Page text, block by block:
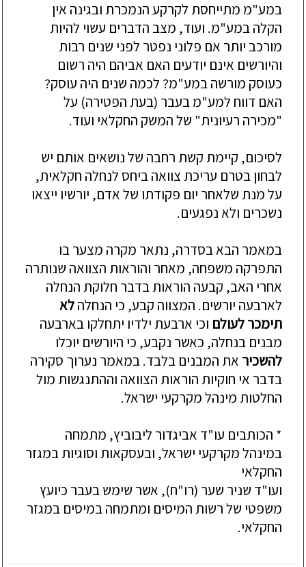
במע"מ מתייחסת לקרקע הנמכרת ובגינה אין
הקלה במע"מ. ועוד, מצב הדברים עשוי להיות
מורכב יותר אם פלוני נפטר לפני שנים רבות
והיורשים אינם יודעים האם אביהם היה רשום
כעוסק מורשה במע"מ? לכמה שנים היה עוסק?
האם דווח למע"מ בעבר (בעת הפטירה) על
"מכירה רעיונית" של המשק החקלאי ועוד.
לסיכום, קיימת קשת רחבה של נושאים אותם יש
לבחון בטרם עריכת צוואה ביחס לנחלה חקלאית,
על מנת שלאחר יום פקודתו של אדם, יורשיו ייצאו
נשכרים ולא נפגעים.
במאמר הבא בסדרה, נתאר מקרה מצער בו
התפרקה משפחה, מאחר והוראות הצוואה שנותרה
אחרי האב, קבעה הוראות בדבר חלוקת הנחלה
לארבעה יורשים. המצווה קבע, כי הנחלהלא
תימכר לעולם וכי ארבעת ילדיו יתחלקו בארבעה
מבנים בנחלה, כאשר נקבע, כי היורשים יוכלו
להשכיר את המבנים בלבד. במאמר נערוך סקירה
בדבר אי חוקיות הוראות הצוואה וההתנגשות מול
החלטות מינהל מקרקעי ישראל.
* הכותבים עו"ד אביגדור ליבוביץ, מתמחה
במינהל מקרקעי ישראל, ובעסקאות וסוגיות במגזר
החקלאי
ועו"ד שניר שער (רו"ח), אשר שימש בעבר כיועץ
משפטי של רשות המיסים ומתמחה במיסים במגזר
החקלאי.